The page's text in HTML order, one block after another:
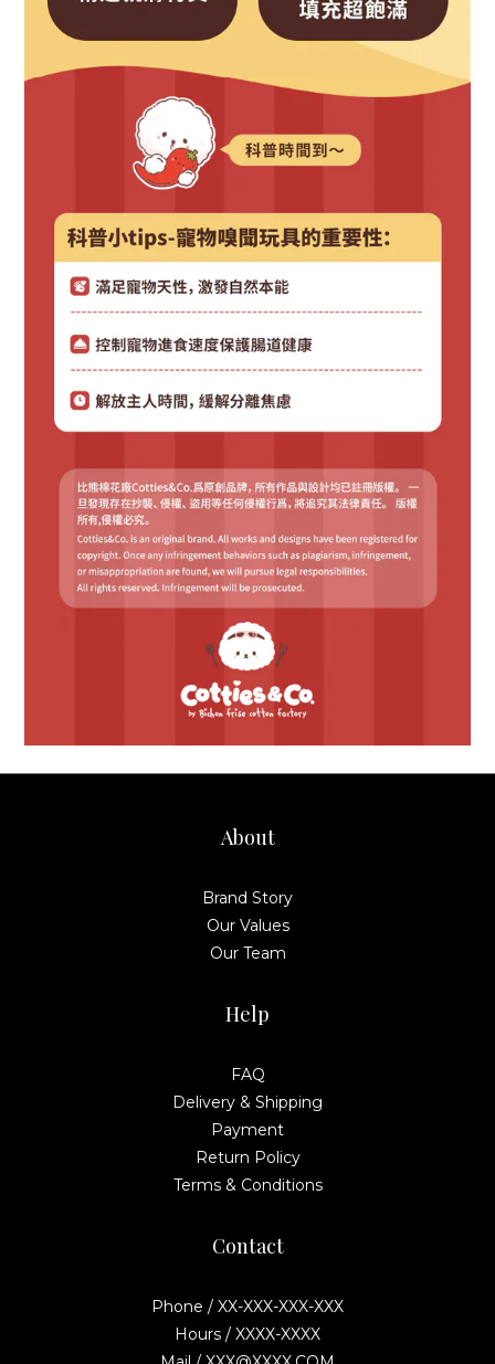
About
Brand Story
Our Values
Our Team
Help
FAQ
Delivery & Shipping
Payment
Return Policy
Terms & Conditions
Contact
Phone / XX-XXX-XXX-XXX
Hours / XXXX-XXXX